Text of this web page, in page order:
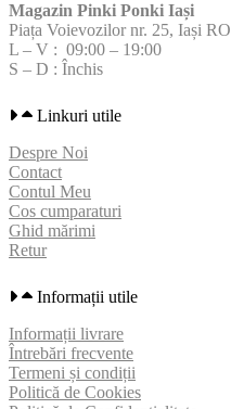
Magazin Pinki Ponki Iași
Piața Voievozilor nr. 25, Iași RO
L – V : 09:00 – 19:00
S – D : Închis
Linkuri utile
Despre Noi
Contact
Contul Meu
Cos cumparaturi
Ghid mărimi
Retur
Informații utile
Informații livrare
Întrebări frecvente
Termeni și condiții
Politică de Cookies